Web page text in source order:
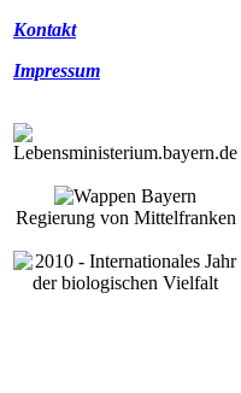
Kontakt
Impressum
Regierung von Mittelfranken